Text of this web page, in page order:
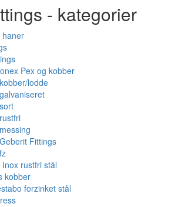
- kategorier
haner
Pex og kobber
lodde
Fittings
rustfri stål
kobber
forzinket stål